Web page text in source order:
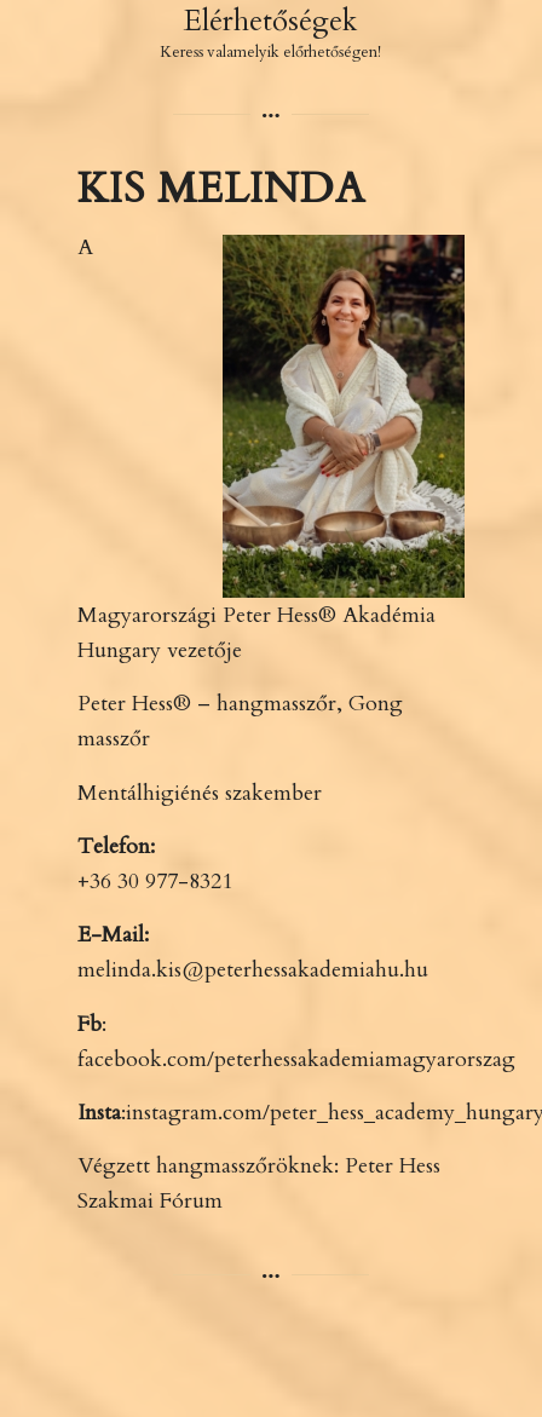
Elérhetőségek
Keress valamelyik előrhetőségen!
KIS MELINDA
A
Magyarországi Peter Hess® Akadémia
Hungary vezetője
Peter Hess® – hangmasszőr, Gong
masszőr
Mentálhigiénés szakember
Telefon:
+36 30 977-8321
E-Mail:
melinda.kis@peterhessakademiahu.hu
Fb:
facebook.com/peterhessakademiamagyarorszag
Insta:instagram.com/
Végzett hangmasszőröknek: Peter Hess
Szakmai Fórum